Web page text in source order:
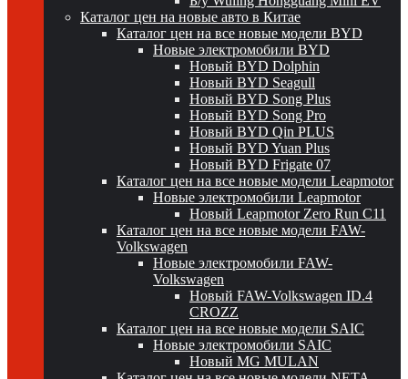
Каталог цен на новые авто в Китае
Каталог цен на все новые модели BYD
Новые электромобили BYD
Новый BYD Dolphin
Новый BYD Seagull
Новый BYD Song Plus
Новый BYD Song Pro
Новый BYD Qin PLUS
Новый BYD Yuan Plus
Новый BYD Frigate 07
Каталог цен на все новые модели Leapmotor
Новые электромобили Leapmotor
Новый Leapmotor Zero Run C11
Каталог цен на все новые модели FAW-
Volkswagen
Новые электромобили FAW-
Volkswagen
Новый FAW-Volkswagen ID.4
CROZZ
Каталог цен на все новые модели SAIC
Новые электромобили SAIC
Новый MG MULAN